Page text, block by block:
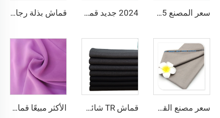
سعر المصنع TC 65/35 قماش تويست للبنطلونات 65 بوليستر و35 قطن خليط، قماش ملابس رجالية وملابس تمريض وملابس عمل 2024 جديد قماش بوبلين أبيض TC 110*76 65 بوليستر 35 قطن للبطانة قماش بذلة رجالية من صوف الكشمير التويد مع حدود إنجليزية
سعر مصنع القماش tr80/20 80 بوليستر و20 رايون مناسب للرجال قماش TR شائع للتنورة الرجالية، قماش TR عالي الجودة للتصدير بالجملة من الصين بألوان جميلة ومتوفر من المصنع الأكثر مبيعًا قماش بوليستر شيفون خالص للفساتين والعبايات